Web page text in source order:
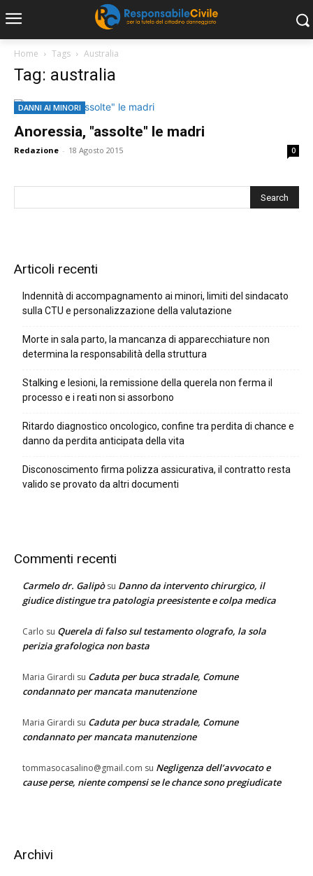
Home Tags Australia
Tag: australia
DANNI AI MINORI
Anoressia, "assolte" le madri
Redazione - 18 Agosto 2015 0
Articoli recenti
Indennità di accompagnamento ai minori, limiti del sindacato
sulla CTU e personalizzazione della valutazione
Morte in sala parto, la mancanza di apparecchiature non
determina la responsabilità della struttura
Stalking e lesioni, la remissione della querela non ferma il
processo e i reati non si assorbono
Ritardo diagnostico oncologico, confine tra perdita di chance e
danno da perdita anticipata della vita
Disconoscimento firma polizza assicurativa, il contratto resta
valido se provato da altri documenti
Commenti recenti
Carmelo dr. Galipòsu Danno da intervento chirurgico, il
giudice distingue tra patologia preesistente e colpa medica
Carlo su Querela di falso sul testamento olografo, la sola
perizia grafologica non basta
Maria Girardi su Caduta per buca stradale, Comune
condannato per mancata manutenzione
Maria Girardi su Caduta per buca stradale, Comune
condannato per mancata manutenzione
tommasocasalino@gmail.com su Negligenza dell’avvocato e
cause perse, niente compensi se le chance sono pregiudicate
Archivi